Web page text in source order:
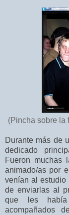
(Pincha sobre la
Durante más de
dedicado
Fueron muchas
animado/as por
venían al estudio
de enviarlas al
que les
acompañados